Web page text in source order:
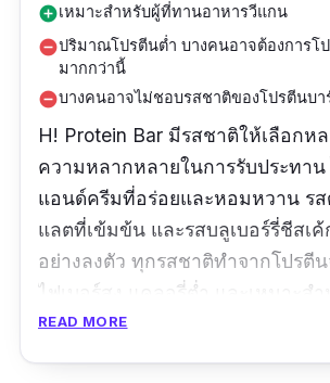
add_circleเหมาะสำหรับผู้ที่ทานอาหารวีแกน
remove_circleปริมาณโปรตีนต่ำ บางคนอาจต้องการโ
มากกว่านี้
remove_circleบางคนอาจไม่ชอบรสชาติของโปรตีนบ
H! Protein Bar มีรสชาติให้เลือกห
ความหลากหลายในการรับประทา
แอนด์ครีมที่อร่อยและหอมหวาน ร
แลตที่เข้มข้น และรสบลูเบอร์รี่ชีสเ
อย่างลงตัว ทุกรสชาติทำจากโปรตี
ไฟเบอร์สูง แคลอรี่ต่ำ และเหมาะสำ
โปรตีน 10 กรัม
READ MORE